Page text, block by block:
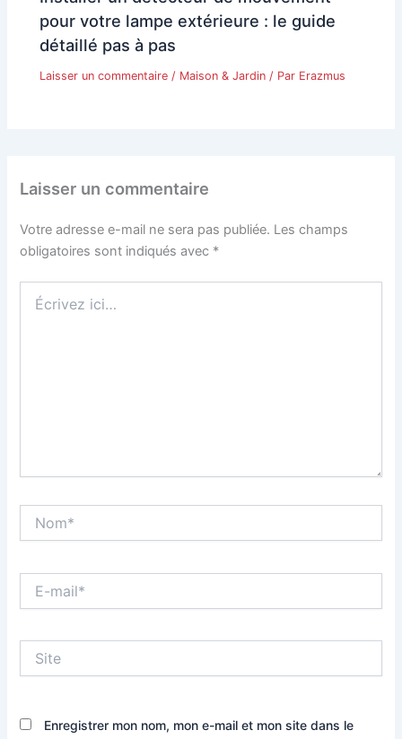
pour votre lampe extérieure : le guide
détaillé pas à pas
Laisser un commentaire / Maison & Jardin / Par Erazmus
Laisser un commentaire
Votre adresse e-mail ne sera pas publiée. Les champs
obligatoires sont indiqués avec *
ici…
mail*
Enregistrer mon nom, mon e-mail et mon site dans le